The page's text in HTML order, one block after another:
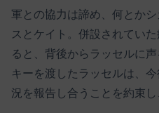
軍との協力は諦め、何とか
スとケイト。併設されてい
ると、背後からラッセルに
キーを渡したラッセルは、
況を報告し合うことを約束し